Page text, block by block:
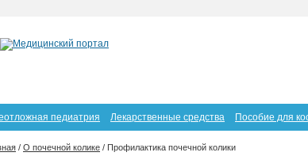
педиатрия Лекарственные средства Пособие для
/ О почечной колике / Профилактика почечной колики